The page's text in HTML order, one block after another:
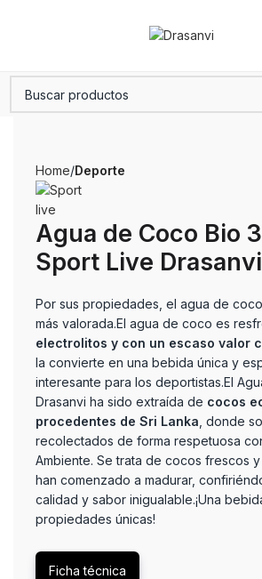
Home Deporte
Agua de Coco Bio
Sport Live Drasanvi
Por sus propiedades, el agua de
más valorada.El agua de coco es
electrolitos y con un escaso valor
la convierte en una bebida única y
interesante para los deportistas.El
Drasanvi ha sido extraída de cocos
procedentes de Sri Lanka , donde
recolectados de forma respetuosa
Ambiente. Se trata de cocos frescos
han comenzado a madurar,
calidad y sabor inigualable.¡Una
propiedades únicas!
Ficha técnica